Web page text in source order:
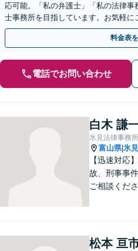
応可能。「私の弁護士」「私の法律
士事務所を目指しています。お気軽に
対応可】【電話相談可】【完全個室】
料金表
電話でお問い合わせ
白木 謙
氷見法律事務所
富山県| 氷
【迅速対応
故、刑事事
ご相談くださ
松本 亘